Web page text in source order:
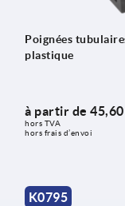
Poignées
plastique
à partir de
hors TVA
hors frais d’envoi
K0795